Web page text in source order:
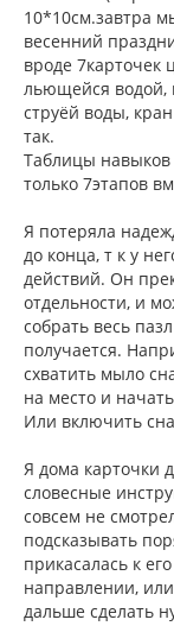
е
10*10см.завтра
весенний
вроде 7карточек
льющейся водой,
струёй воды,
так.
Таблицы навыков
только 7этапов
Я потеряла
до конца, т к у
действий. Он
отдельности, и
собрать весь
получается.
схватить мыло
на место и
Или включить
Я дома карточки
словесные
совсем не
подсказывать
прикасалась к
направлении,
дальше сделать